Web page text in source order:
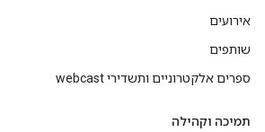
אירועים
שותפים
ספרים אלקטרוניים ותשדירי webcast
תמיכה וקהילה